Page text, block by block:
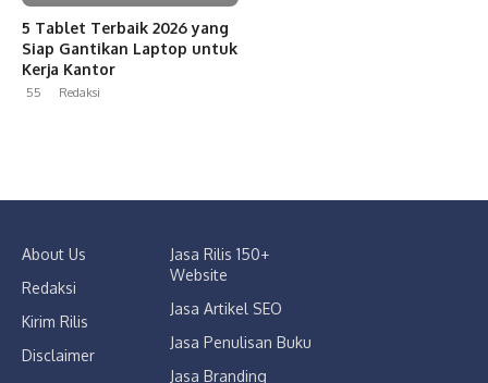
5 Tablet Terbaik 2026 yang
Siap Gantikan Laptop untuk
Kerja Kantor
55 Redaksi
About Us
Redaksi
Kirim Rilis
Disclaimer
Jasa Rilis 150+
Website
Jasa Artikel SEO
Jasa Penulisan Buku
Jasa Branding